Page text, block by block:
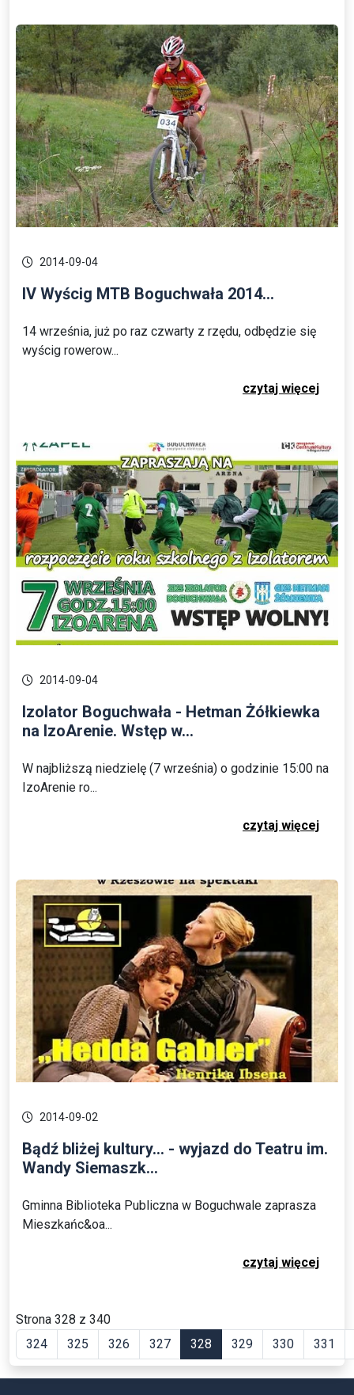
2014-09-04
IV Wyścig MTB Boguchwała 2014...
14 września, już po raz czwarty z rzędu, odbędzie się
wyścig rowerow...
czytaj więcej
2014-09-04
Izolator Boguchwała - Hetman Żółkiewka
na IzoArenie. Wstęp w...
W najbliższą niedzielę (7 września) o godzinie 15:00 na
IzoArenie ro...
czytaj więcej
2014-09-02
Bądź bliżej kultury... - wyjazd do Teatru im.
Wandy Siemaszk...
Gminna Biblioteka Publiczna w Boguchwale zaprasza
Mieszkańc&oa...
czytaj więcej
Strona 328 z 340
324
325 326 327 328 329 330 331